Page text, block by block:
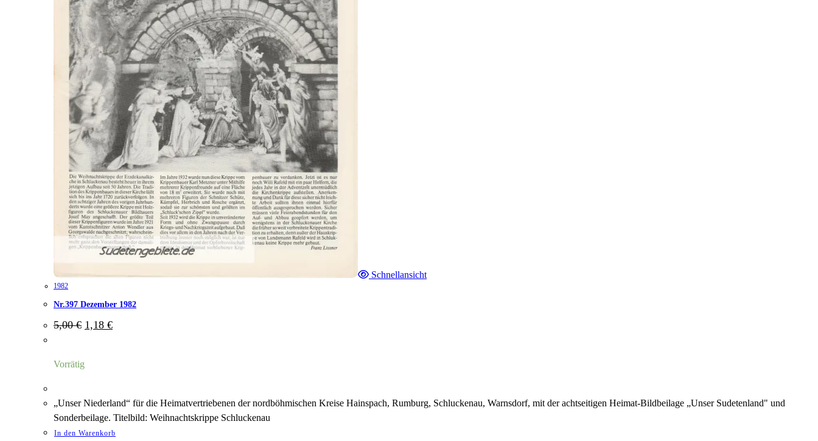
Schnellansicht
1982
Nr.397 Dezember 1982
5,00€ Ursprünglicher
Preis
1,18 €Aktueller
Preis
Vorrätig
„Unser Niederland“ für die Heimatvertriebenen der nordböhmischen Kreise Hainspach, Rumburg, Schluckenau, Warnsdorf, mit der achtseitigen Heimat-Bildbeilage „Unser Sudetenland" und
Sonderbeilage. Titelbild: Weihnachtskrippe Schluckenau
In den Warenkorb